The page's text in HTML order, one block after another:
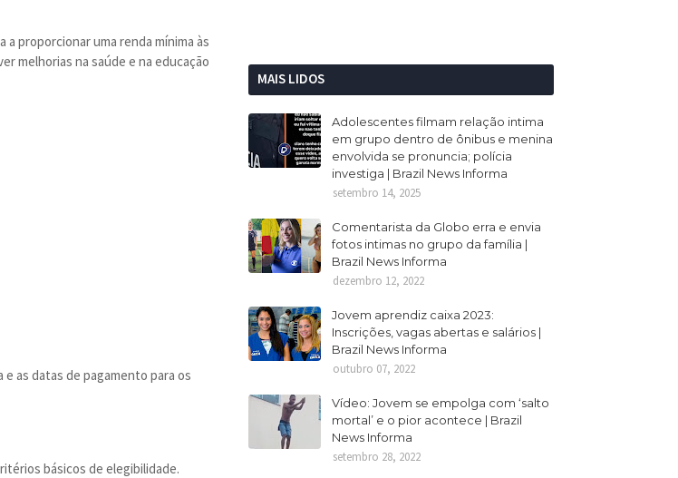
proporcionar uma renda mínima às
melhorias na saúde e na educação
as datas de pagamento para os
básicos de elegibilidade.
MAIS LIDOS
Adolescentes filmam relação intima
em grupo dentro de ônibus e menina
envolvida se pronuncia; polícia
investiga | Brazil News Informa
setembro 14, 2025
Comentarista da Globo erra e envia
fotos intimas no grupo da família |
Brazil News Informa
dezembro 12, 2022
Jovem aprendiz caixa 2023:
Inscrições, vagas abertas e salários |
Brazil News Informa
outubro 07, 2022
Vídeo: Jovem se empolga com ‘salto
mortal’ e o pior acontece | Brazil
News Informa
setembro 28, 2022